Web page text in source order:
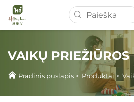
Pradinis puslapis
Apie Mus
VAIKŲ PRIEŽIŪROS
Pradinis puslapis > Produktai>